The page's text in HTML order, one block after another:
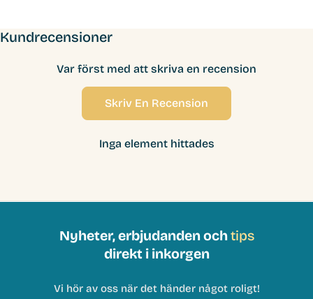
Kundrecensioner
Var först med att skriva en recension
Skriv En Recension
Inga element hittades
Nyheter, erbjudanden ochtips
direkt i inkorgen
Vi hör av oss när det händer något roligt!